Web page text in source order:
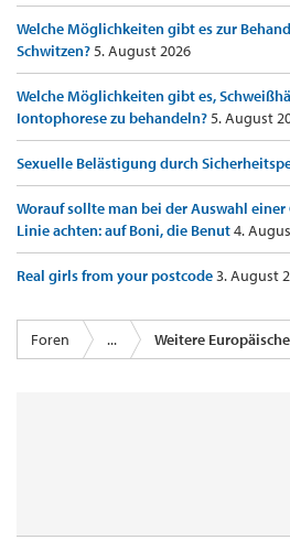
Welche Möglichkeiten gibt es zur
Schwitzen?5. August 2026
Welche Möglichkeiten gibt es,
Iontophorese zu behandeln?5. August
Sexuelle Belästigung durch
Worauf sollte man bei der Auswahl
Linie achten: auf Boni, die Benut4.
Real girls from your postcode3. August
Foren ... Weitere